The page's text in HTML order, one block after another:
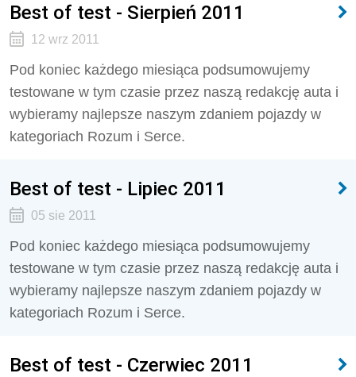
Best of test - Sierpień 2011
12 wrz 2011
Pod koniec każdego miesiąca podsumowujemy
testowane w tym czasie przez naszą redakcję auta i
wybieramy najlepsze naszym zdaniem pojazdy w
kategoriach Rozum i Serce.
Best of test - Lipiec 2011
05 sie 2011
Pod koniec każdego miesiąca podsumowujemy
testowane w tym czasie przez naszą redakcję auta i
wybieramy najlepsze naszym zdaniem pojazdy w
kategoriach Rozum i Serce.
Best of test - Czerwiec 2011